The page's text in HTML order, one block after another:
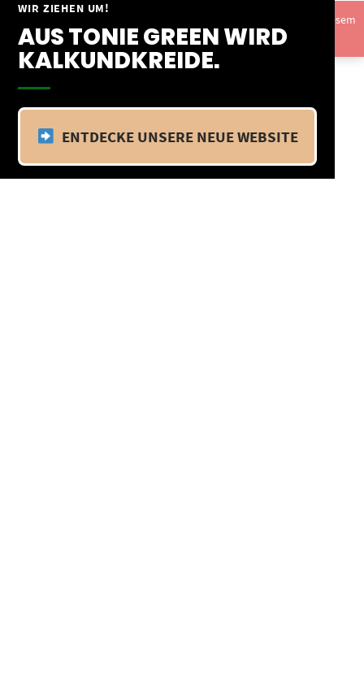
WIR ZIEHEN UM!
AUS TONIE GREEN WIRD
KALKUNDKREIDE.
ENTDECKE UNSERE NEUE WEBSITE
Springe
Inhalt
Vom 09.04.25 - 20.04.25 befinden wir uns im Betriebsurlaub. In diesem
Zeitraum findet kein Versand statt.Ausblenden